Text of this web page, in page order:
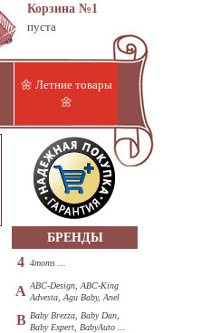
Корзина №1
пуста
🌼 Летние товары
🌼
БРЕНДЫ
4 4moms ...
A ABC-Design, ABC-King
Advesta, Agu Baby, Anel
B Baby Brezza, Baby Dan,
Baby Expert, BabyAuto ...